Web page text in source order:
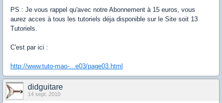
PS : Je vous rappel qu'avec notre Abonnement à 15 euros, vous
aurez acces à tous les tutoriels déja disponible sur le Site soit 13
Tutoriels.
C'est par ici :
http://www.tuto-mao-...e03/page03.html
didguitare
14 sept. 2010